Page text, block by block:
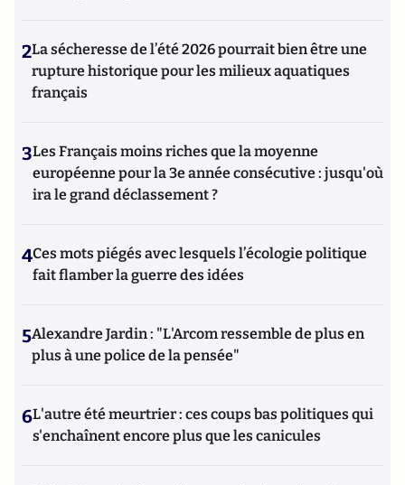
2La sécheresse de l’été 2026 pourrait bien être une
rupture historique pour les milieux aquatiques
français
3Les Français moins riches que la moyenne
européenne pour la 3e année consécutive : jusqu'où
ira le grand déclassement ?
4Ces mots piégés avec lesquels l’écologie politique
fait flamber la guerre des idées
5Alexandre Jardin : "L'Arcom ressemble de plus en
plus à une police de la pensée"
6L'autre été meurtrier : ces coups bas politiques qui
s'enchaînent encore plus que les canicules